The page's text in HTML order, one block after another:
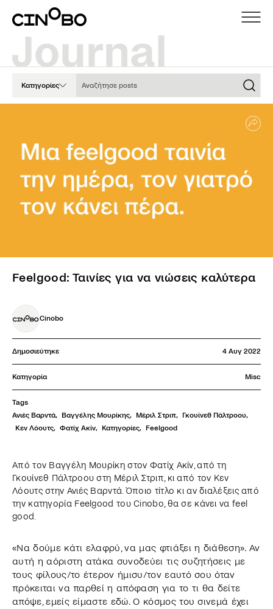
Κατηγορίες
Feelgood: Ταινίες για να νιώσεις καλύτερα
Cinobo
Δημοσιεύτηκε 4 Αυγ 2022
Κατηγορία Misc
Tags
Ανιές Βαρντά, Βαγγέλης Μουρίκης, Μέριλ Στριπ, Γκουίνεθ Πάλτροου,
Κεν Λόουτς, Φατίχ Ακίν, Κατηγορίες, Feelgood
Από τον Βαγγέλη Μουρίκη στον Φατίχ Ακίν, από τη
Γκουίνεθ Πάλτροου στη Μέριλ Στριπ, κι από τον Κεν
Λόουτς στην Ανιές Βαρντά. Όποιο τίτλο κι αν διαλέξεις από
την κατηγορία Feelgood του Cinobo, θα σε κάνει να feel
good.
«Να δούμε κάτι ελαφρύ, να μας φτιάξει η διάθεση». Αν
αυτή η αόριστη ατάκα συνοδεύει τις συζητήσεις με
τους φίλους/το έτερον ήμισυ/τον εαυτό σου όταν
πρόκειται να παρθεί η απόφαση για το τι θα δείτε
απόψε, εμείς είμαστε εδώ. Ο κόσμος του σινεμά έχει